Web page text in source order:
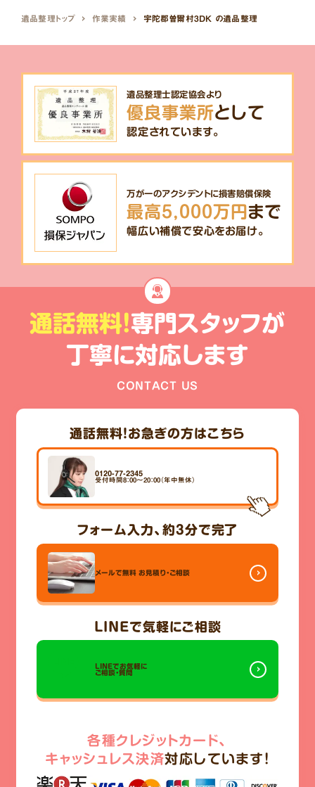
遺品整理トップ 作業実績 宇陀郡曽爾村3DK の遺品整理
遺品整理士認定協会より
優良事業所として
認定されています。
万が一のアクシデントに損害賠償保険
最高5,000万円まで
幅広い補償で安心をお届け。
通話無料!専門スタッフが
丁寧に対応します
CONTACT US
通話無料！お急ぎの方はこちら
0120-77-2345
受付時間8：00～20：00（年中無休）
フォーム入力、 約3分で完了
メールで無料 お見積り・ご相談
LINEで気軽にご相談
LINEでお気軽に
ご相談・質問
各種クレジットカード、
キャッシュレス決済対応しています!